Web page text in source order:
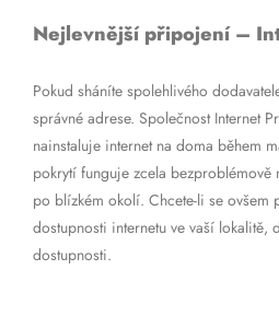
Nejlevnější připojení –
Pokud sháníte spolehlivého
správné adrese. Společnost Internet
nainstaluje internet na doma během
pokrytí funguje zcela bezproblémově
po blízkém okolí. Chcete-li se ovšem
dostupnosti internetu ve vaší lokalitě,
dostupnosti.